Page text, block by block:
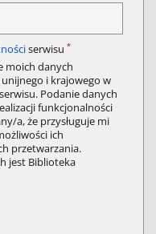
serwisu *
moich danych
i krajowego w
Podanie danych
funkcjonalności
a, że przysługuje mi
ich
przetwarzania.
jest Biblioteka